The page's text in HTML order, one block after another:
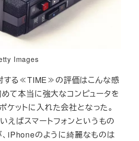
Images
する≪TIME≫の評価はこんな感
て本当に強大なコンピュータを
ットに入れた会社となった。
えばスマートフォンというもの
iPhoneのように綺麗なものは